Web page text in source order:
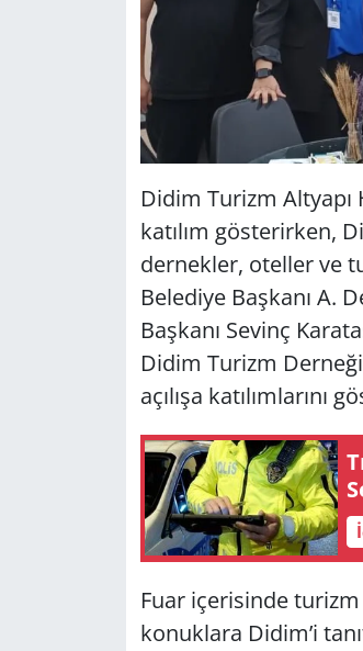
Didim Turizm
katılım gösterirken,
dernekler, oteller ve
Belediye Başkanı A.
Başkanı Sevinç
Didim Turizm
açılışa katılımlarını
Fuar içerisinde
konuklara Didim’i